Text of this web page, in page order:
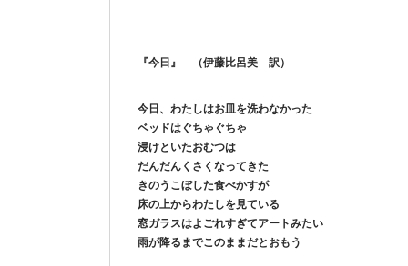
『今日』 （伊藤比呂美 訳）
今日、わたしはお皿を洗わなかった
ベッドはぐちゃぐちゃ
浸けといたおむつは
だんだんくさくなってきた
きのうこぼした食べかすが
床の上からわたしを見ている
窓ガラスはよごれすぎてアートみたい
雨が降るまでこのままだとおもう